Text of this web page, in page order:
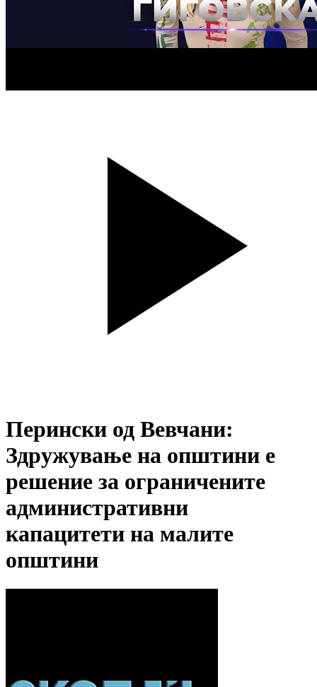
Перински од Вевчани:
Здружување на општини е
решение за ограничените
административни
капацитети на малите
општини